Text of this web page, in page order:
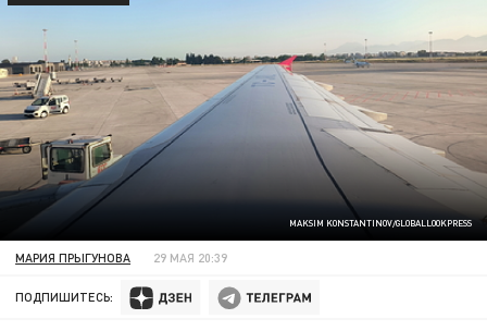
MAKSIM KONSTANTINOV/GLOBALLOOKPRESS
МАРИЯ ПРЫГУНОВА 29 МАЯ 20:39
ПОДПИШИТЕСЬ: